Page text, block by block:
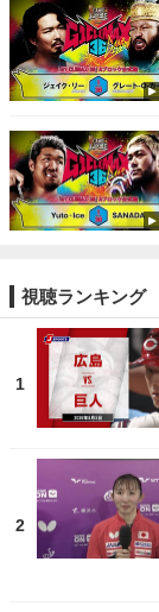
視聴ランキング
1
2